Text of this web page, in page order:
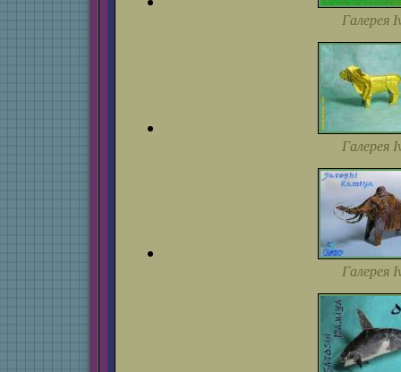
Галерея
Галерея
Галерея